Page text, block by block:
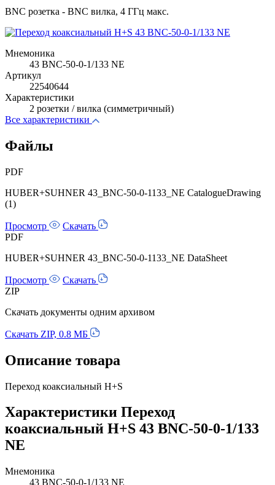
BNC розетка - BNC вилка, 4 ГГц макс.
Мнемоника
43 BNC-50-0-1/133 NE
Артикул
22540644
Характеристики
2 розетки / вилка (симметричный)
Все характеристики
Файлы
PDF
HUBER+SUHNER 43_BNC-50-0-1133_NE CatalogueDrawing
(1)
Просмотр
Скачать
PDF
HUBER+SUHNER 43_BNC-50-0-1133_NE DataSheet
Просмотр
Скачать
ZIP
Скачать документы одним архивом
Скачать ZIP, 0.8 МБ
Описание товара
Переход коаксиальный H+S
Характеристики Переход
коаксиальный H+S 43 BNC-50-0-1/133
NE
Мнемоника
43 BNC-50-0-1/133 NE